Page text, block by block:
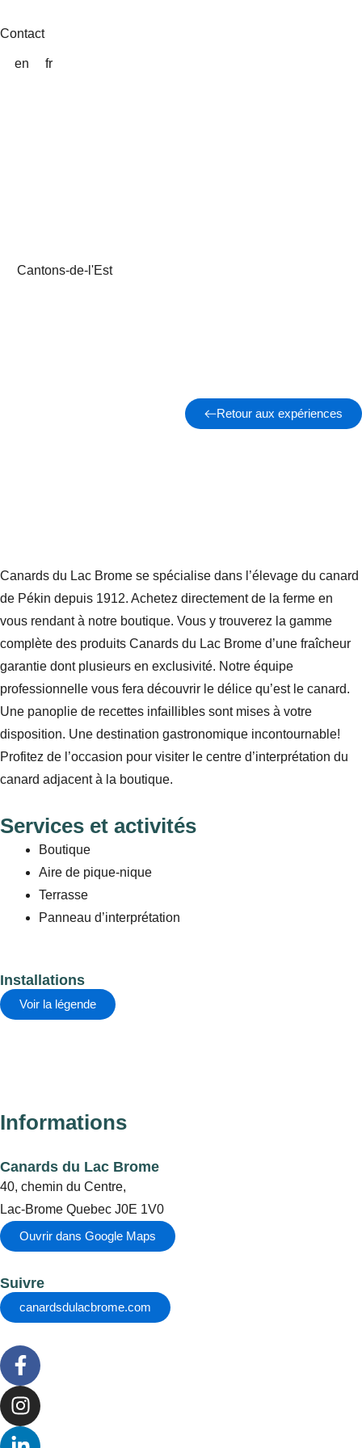
au
Contact
en fr
Cantons-de-l'Est
Retour aux expériences
Canards du Lac Brome se spécialise dans l’élevage du canard
de Pékin depuis 1912. Achetez directement de la ferme en
vous rendant à notre boutique. Vous y trouverez la gamme
complète des produits Canards du Lac Brome d’une fraîcheur
garantie dont plusieurs en exclusivité. Notre équipe
professionnelle vous fera découvrir le délice qu’est le canard.
Une panoplie de recettes infaillibles sont mises à votre
disposition. Une destination gastronomique incontournable!
Profitez de l’occasion pour visiter le centre d’interprétation du
canard adjacent à la boutique.
Services et activités
Boutique
Aire de pique-nique
Terrasse
Panneau d’interprétation
Installations
Voir la légende
Informations
Canards du Lac Brome
40, chemin du Centre,
Lac-Brome Quebec J0E 1V0
Ouvrir dans Google Maps
Suivre
canardsdulacbrome.com
F
a
c
e
b
I
n
s
L